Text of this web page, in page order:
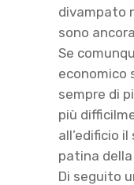
divampato
sono
Se
economico
sempre di
più
all’edificio
patina
Di seguito